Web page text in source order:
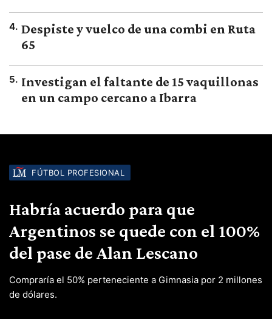
4. Despiste y vuelco de una combi en Ruta
65
5. Investigan el faltante de 15 vaquillonas
en un campo cercano a Ibarra
FÚTBOL PROFESIONAL
Habría acuerdo para que
Argentinos se quede con el 100%
del pase de Alan Lescano
Compraría el 50% perteneciente a Gimnasia por 2 millones
de dólares.